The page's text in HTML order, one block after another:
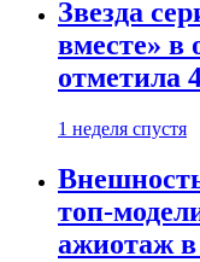
Звезда
вместе» в
отметила
1 неделя спустя
топ-
ажиотаж в